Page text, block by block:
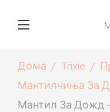
Дома Trixie
Мантилчиња За
Мантил За Дожд